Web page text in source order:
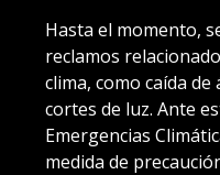
Hasta el momento,
reclamos
clima, como caída
cortes de luz. Ante
Emergencias
medida de